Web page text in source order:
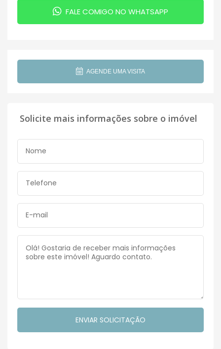
FALE COMIGO NO WHATSAPP
AGENDE UMA VISITA
Solicite mais informações sobre o imóvel